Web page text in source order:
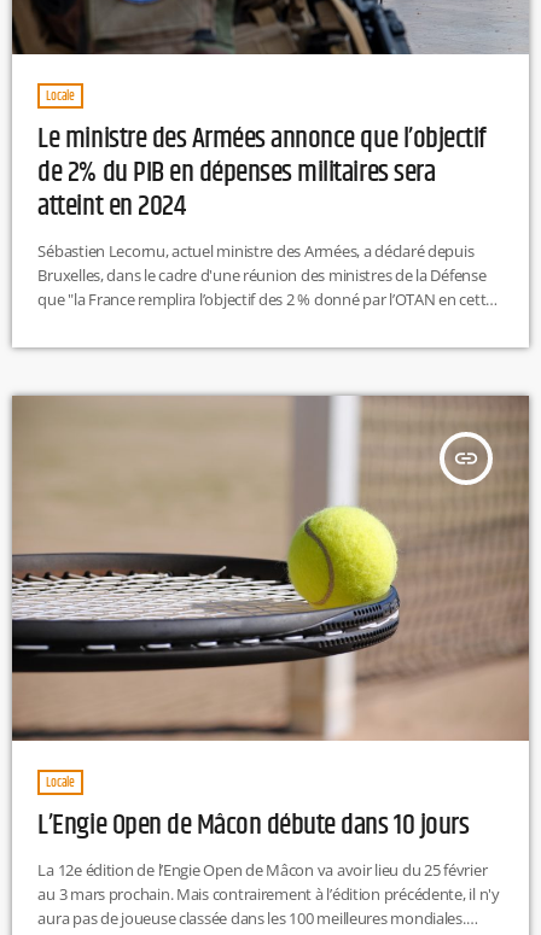
Locale
Le ministre des Armées annonce que l’objectif
de 2% du PIB en dépenses militaires sera
atteint en 2024
Sébastien Lecornu, actuel ministre des Armées, a déclaré depuis
Bruxelles, dans le cadre d'une réunion des ministres de la Défense
que "la France remplira l’objectif des 2 % donné par l’OTAN en cette
militaires. En effet, la France a décidé de doubler son budget
affirmé qu'elle atteindrait cet […]
insert_link
Locale
L’Engie Open de Mâcon débute dans 10 jours
La 12e édition de l’Engie Open de Mâcon va avoir lieu du 25 février
au 3 mars prochain. Mais contrairement à l’édition précédente, il n'y
aura pas de joueuse classée dans les 100 meilleures mondiales.